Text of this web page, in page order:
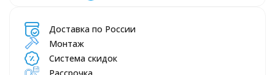
Доставка по России
Монтаж
Система скидок